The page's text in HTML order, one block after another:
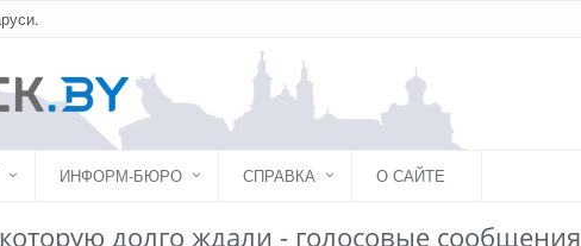
ИНФОРМ-БЮРО СПРАВКА О САЙТЕ
долго ждали - голосовые сообщения